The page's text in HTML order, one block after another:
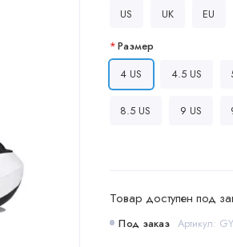
Товар доступен под
Под заказ Артикул:
US UK EU
Размер
4 US
4.5 US
8.5 US 9 US